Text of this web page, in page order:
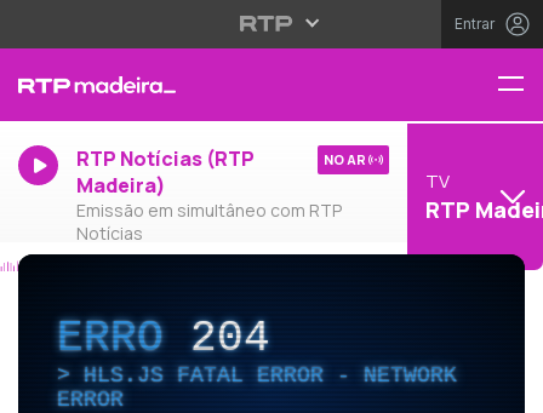
Entrar
RTP Notícias (RTP
Madeira)
Emissão em simultâneo com RTP
Notícias
NO AR
TV
RTP
ERRO204
HLS.JS FATAL ERROR - NETWORK
ERROR